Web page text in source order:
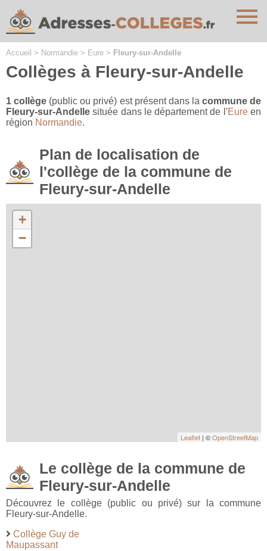
Accueil > Normandie > Eure > Fleury-sur-Andelle
Collèges à Fleury-sur-Andelle
1 collège (public ou privé) est présent dans la commune de
Fleury-sur-Andelle située dans le département de l'Eureen
région Normandie.
Plan de localisation de
l'collège de la commune de
Fleury-sur-Andelle
+
−
Leaflet | ©OpenStreetMap
Le collège de la commune de
Fleury-sur-Andelle
Découvrez le collège (public ou privé) sur la commune
Fleury-sur-Andelle.
Collège Guy de
Maupassant